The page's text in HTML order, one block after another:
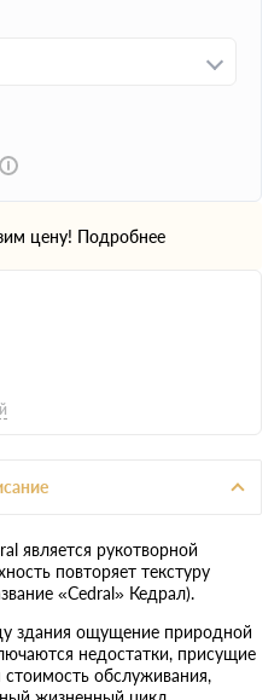
цену! Подробнее
является рукотворной
повторяет текстуру
«Cedral» Кедрал).
здания ощущение природной
недостатки, присущие
стоимость обслуживания,